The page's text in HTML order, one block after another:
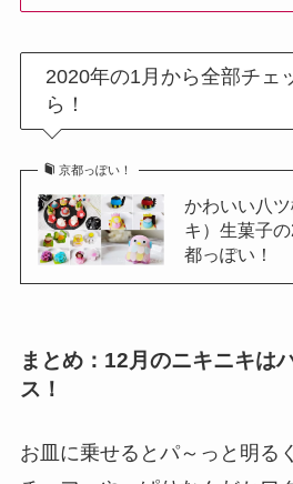
2020年の1月から全部チェ
ら！
京都っぽい！
かわいい八
キ）生菓子
都っぽい！
まとめ：12月のニキニキは
ス！
お皿に乗せるとパ～っと明る